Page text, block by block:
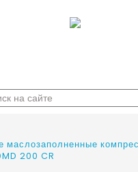
маслозаполненные
200 CR